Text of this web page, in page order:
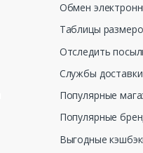
Обмен
Таблицы
Отследить
Службы
Популярные
Популярные
Выгодные